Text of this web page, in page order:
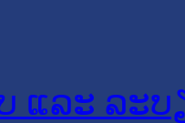
ແລະ ລະບ